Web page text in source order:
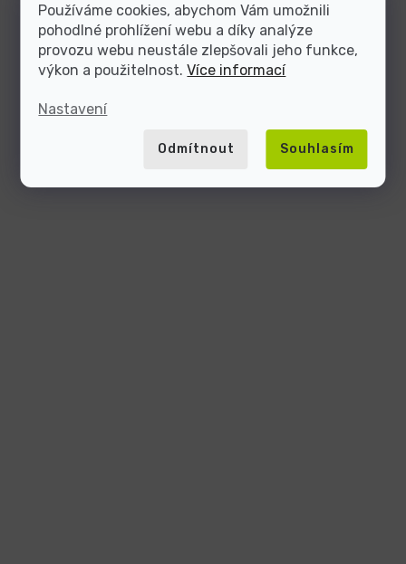
Používáme cookies, abychom Vám umožnili
pohodlné prohlížení webu a díky analýze
provozu webu neustále zlepšovali jeho funkce,
výkon a použitelnost.Více informací
Nastavení
Odmítnout Souhlasím